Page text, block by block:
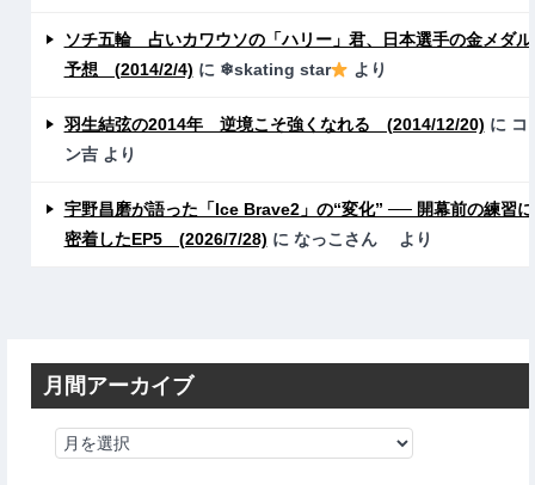
ソチ五輪 占いカワウソの「ハリー」君、日本選手の金メダル
予想 (2014/2/4) に ❄skating star より
羽生結弦の2014年 逆境こそ強くなれる (2014/12/20) に コ
ン吉より
宇野昌磨が語った「Ice Brave2」の“変化” ── 開幕前の練習に
密着したEP5 (2026/7/28) に なっこさん より
月間アーカイブ